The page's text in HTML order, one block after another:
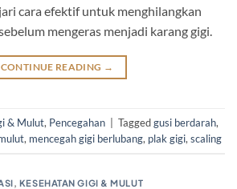
cara efektif untuk menghilangkan
mengeras menjadi karang gigi.
CONTINUE READING →
& Mulut, Pencegahan Taggedgusi berdarah,
, mencegah gigi berlubang, plak gigi, scaling
KESEHATAN GIGI & MULUT